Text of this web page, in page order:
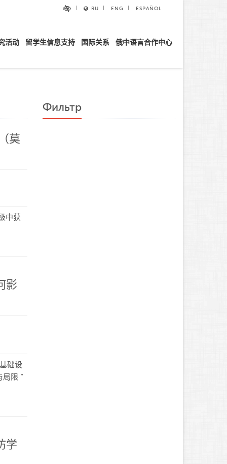
RU ENG ESPAÑOL
活动 留学生信息支持 国际关系 俄中语言合作中心
莫
中获
影
础设
限 ”
学
Фильтр